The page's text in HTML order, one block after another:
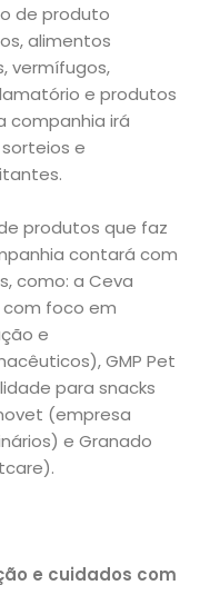
de produto
alimentos
vermífugos,
e produtos
companhia irá
e
produtos que faz
contará com
como: a Ceva
foco em
e
GMP Pet
para snacks
(empresa
e Granado
e cuidados com